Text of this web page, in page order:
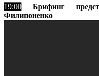
19:00
Брифинг
Филипоненко